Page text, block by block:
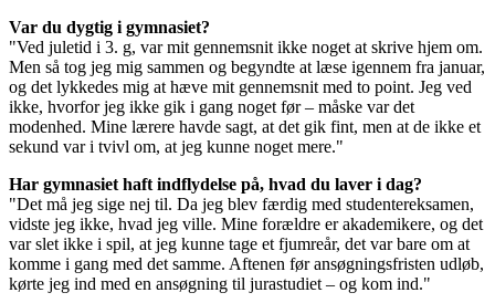
Var du dygtig i gymnasiet?
"Ved juletid i 3. g, var mit gennemsnit ikke noget at skrive hjem om.
Men så tog jeg mig sammen og begyndte at læse igennem fra januar,
og det lykkedes mig at hæve mit gennemsnit med to point. Jeg ved
ikke, hvorfor jeg ikke gik i gang noget før – måske var det
modenhed. Mine lærere havde sagt, at det gik fint, men at de ikke et
sekund var i tvivl om, at jeg kunne noget mere."
Har gymnasiet haft indflydelse på, hvad du laver i dag?
"Det må jeg sige nej til. Da jeg blev færdig med studentereksamen,
vidste jeg ikke, hvad jeg ville. Mine forældre er akademikere, og det
var slet ikke i spil, at jeg kunne tage et fjumreår, det var bare om at
komme i gang med det samme. Aftenen før ansøgningsfristen udløb,
kørte jeg ind med en ansøgning til jurastudiet – og kom ind."